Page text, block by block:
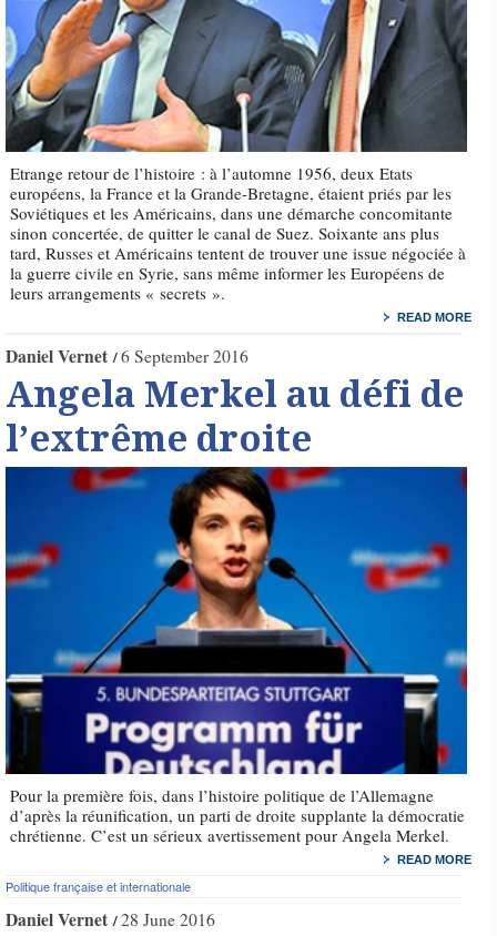
Etrange retour de l’histoire : à l’automne 1956, deux Etats
européens, la France et la Grande-Bretagne, étaient priés par les
Soviétiques et les Américains, dans une démarche concomitante
sinon concertée, de quitter le canal de Suez. Soixante ans plus
tard, Russes et Américains tentent de trouver une issue négociée à
la guerre civile en Syrie, sans même informer les Européens de
leurs arrangements « secrets ».
READ MORE
Daniel Vernet 6 September 2016
Angela Merkel au défi de
l’extrême droite
Pour la première fois, dans l’histoire politique de l’Allemagne
d’après la réunification, un parti de droite supplante la démocratie
chrétienne. C’est un sérieux avertissement pour Angela Merkel.
READ MORE
Politique française et internationale
Daniel Vernet 28 June 2016